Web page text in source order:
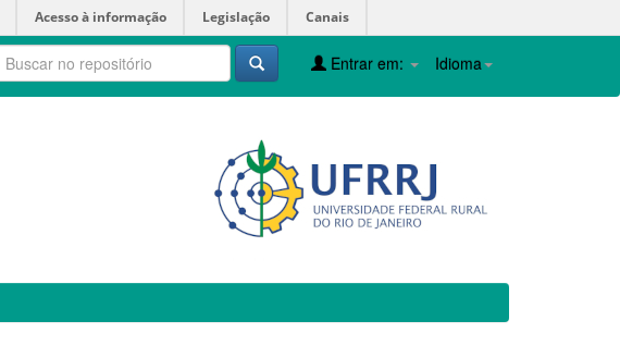
Acesso à informação Legislação Canais
Idioma
Entrar em: